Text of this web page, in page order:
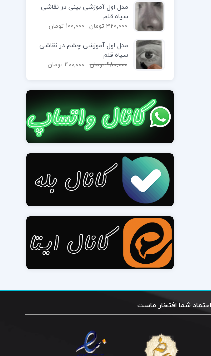
مدل اول آموزشی بینی در نقاشی
سیاه قلم
320,000 تومان 100,000 تومان
مدل اول آموزشی چشم در نقاشی
سیاه قلم
980,000 تومان 400,000 تومان
اعتماد شما افتخار ماست